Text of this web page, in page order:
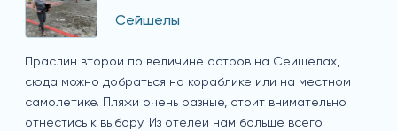
Сейшелы
Праслин второй по величине остров на Сейшелах,
сюда можно добраться на кораблике или на местном
самолетике. Пляжи очень разные, стоит внимательно
отнестись к выбору. Из отелей нам больше всего